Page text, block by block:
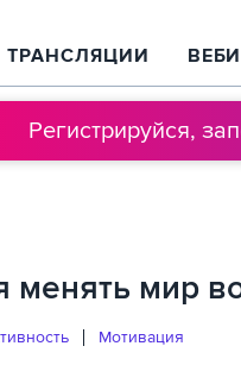
ТРАНСЛЯЦИИ
Регистрируйся,
менять мир
Мотивация